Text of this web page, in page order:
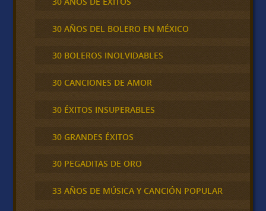
30 AÑOS DEL BOLERO EN MÉXICO
30 BOLEROS INOLVIDABLES
30 CANCIONES DE AMOR
30 ÉXITOS INSUPERABLES
30 GRANDES ÉXITOS
30 PEGADITAS DE ORO
33 AÑOS DE MÚSICA Y CANCIÓN POPULAR